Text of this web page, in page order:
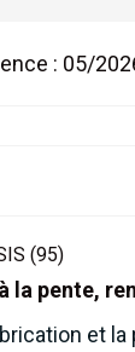
: 05/
(95)
pente,
et